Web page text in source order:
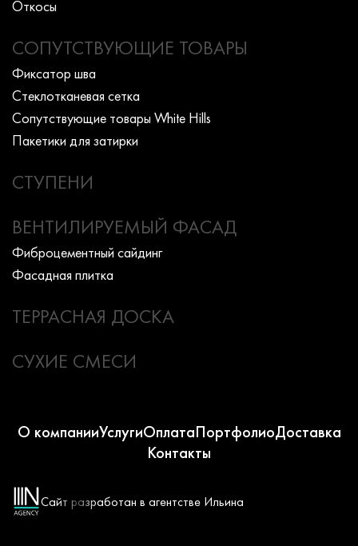
Откосы
СОПУТСТВУЮЩИЕ ТОВАРЫ
Фиксатор шва
Стеклотканевая сетка
Сопутствующие товары White Hills
Пакетики для затирки
СТУПЕНИ
ВЕНТИЛИРУЕМЫЙ ФАСАД
Фиброцементный сайдинг
Фасадная плитка
ТЕРРАСНАЯ ДОСКА
СУХИЕ СМЕСИ
О компанииУслугиОплатаПортфолиоДоставка
Контакты
Сайт разработан в агентстве Ильина